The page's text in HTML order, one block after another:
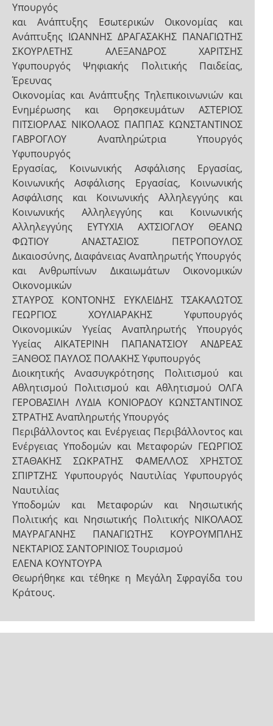
Υπουργός
και Ανάπτυξης Εσωτερικών Οικονομίας και
Ανάπτυξης ΙΩΑΝΝΗΣ ΔΡΑΓΑΣΑΚΗΣ ΠΑΝΑΓΙΩΤΗΣ
ΣΚΟΥΡΛΕΤΗΣ ΑΛΕΞΑΝΔΡΟΣ ΧΑΡΙΤΣΗΣ
Υφυπουργός Ψηφιακής Πολιτικής Παιδείας,
Έρευνας
Οικονομίας και Ανάπτυξης Τηλεπικοινωνιών και
Ενημέρωσης και Θρησκευμάτων ΑΣΤΕΡΙΟΣ
ΠΙΤΣΙΟΡΛΑΣ ΝΙΚΟΛΑΟΣ ΠΑΠΠΑΣ ΚΩΝΣΤΑΝΤΙΝΟΣ
ΓΑΒΡΟΓΛΟΥ Αναπληρώτρια Υπουργός
Υφυπουργός
Εργασίας, Κοινωνικής Ασφάλισης Εργασίας,
Κοινωνικής Ασφάλισης Εργασίας, Κοινωνικής
Ασφάλισης και Κοινωνικής Αλληλεγγύης και
Κοινωνικής Αλληλεγγύης και Κοινωνικής
Αλληλεγγύης ΕΥΤΥΧΙΑ ΑΧΤΣΙΟΓΛΟΥ ΘΕΑΝΩ
ΦΩΤΙΟΥ ΑΝΑΣΤΑΣΙΟΣ ΠΕΤΡΟΠΟΥΛΟΣ
Δικαιοσύνης, Διαφάνειας Αναπληρωτής Υπουργός
και Ανθρωπίνων Δικαιωμάτων Οικονομικών
Οικονομικών
ΣΤΑΥΡΟΣ ΚΟΝΤΟΝΗΣ ΕΥΚΛΕΙΔΗΣ ΤΣΑΚΑΛΩΤΟΣ
ΓΕΩΡΓΙΟΣ ΧΟΥΛΙΑΡΑΚΗΣ Υφυπουργός
Οικονομικών Υγείας Αναπληρωτής Υπουργός
Υγείας ΑΙΚΑΤΕΡΙΝΗ ΠΑΠΑΝΑΤΣΙΟΥ ΑΝΔΡΕΑΣ
ΞΑΝΘΟΣ ΠΑΥΛΟΣ ΠΟΛΑΚΗΣ Υφυπουργός
Διοικητικής Ανασυγκρότησης Πολιτισμού και
Αθλητισμού Πολιτισμού και Αθλητισμού ΟΛΓΑ
ΓΕΡΟΒΑΣΙΛΗ ΛΥΔΙΑ ΚΟΝΙΟΡΔΟΥ ΚΩΝΣΤΑΝΤΙΝΟΣ
ΣΤΡΑΤΗΣ Αναπληρωτής Υπουργός
Περιβάλλοντος και Ενέργειας Περιβάλλοντος και
Ενέργειας Υποδομών και Μεταφορών ΓΕΩΡΓΙΟΣ
ΣΤΑΘΑΚΗΣ ΣΩΚΡΑΤΗΣ ΦΑΜΕΛΛΟΣ ΧΡΗΣΤΟΣ
ΣΠΙΡΤΖΗΣ Υφυπουργός Ναυτιλίας Υφυπουργός
Ναυτιλίας
Υποδομών και Μεταφορών και Νησιωτικής
Πολιτικής και Νησιωτικής Πολιτικής ΝΙΚΟΛΑΟΣ
ΜΑΥΡΑΓΑΝΗΣ ΠΑΝΑΓΙΩΤΗΣ ΚΟΥΡΟΥΜΠΛΗΣ
ΝΕΚΤΑΡΙΟΣ ΣΑΝΤΟΡΙΝΙΟΣ Τουρισμού
ΕΛΕΝΑ ΚΟΥΝΤΟΥΡΑ
Θεωρήθηκε και τέθηκε η Μεγάλη Σφραγίδα του
Κράτους.